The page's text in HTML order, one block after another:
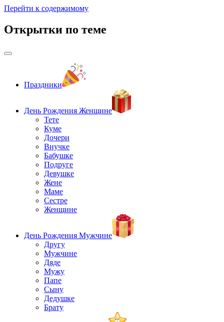
Перейти к содержимому
Открытки по теме
Праздники
День Рождения Женщине
Тете
Куме
Дочери
Внучке
Бабушке
Подруге
Девушке
Жене
Маме
Сестре
Женщине
День Рождения Мужчине
Другу
Мужчине
Дяде
Мужу
Папе
Сыну
Дедушке
Брату